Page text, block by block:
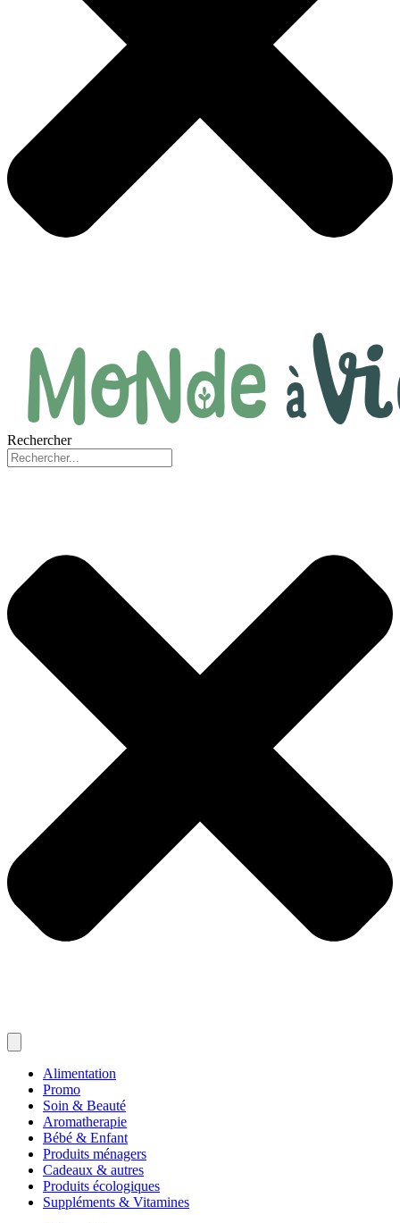
Rechercher
Alimentation
Promo
Soin & Beauté
Aromatherapie
Bébé & Enfant
Produits ménagers
Cadeaux & autres
Produits écologiques
Suppléments & Vitamines